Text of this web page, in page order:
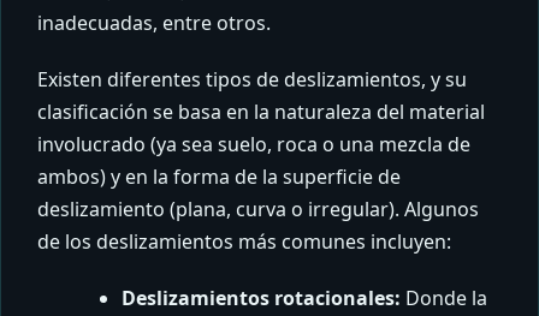
inadecuadas, entre otros.
Existen diferentes tipos de deslizamientos, y su
clasificación se basa en la naturaleza del material
involucrado (ya sea suelo, roca o una mezcla de
ambos) y en la forma de la superficie de
deslizamiento (plana, curva o irregular). Algunos
de los deslizamientos más comunes incluyen:
Deslizamientos rotacionales: Donde la